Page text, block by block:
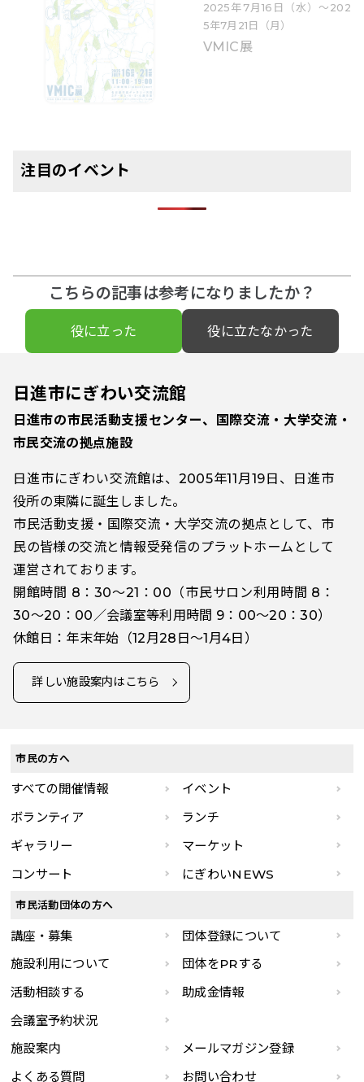
2025年7月16日（水）〜202
5年7月21日（月）
VMIC展
注目のイベント
こちらの記事は参考になりましたか？
役に立った 役に立たなかった
日進市にぎわい交流館
日進市の市民活動支援センター、国際交流・大学交流・
市民交流の拠点施設
日進市にぎわい交流館は、2005年11月19日、日進市
役所の東隣に誕生しました。
市民活動支援・国際交流・大学交流の拠点として、市
民の皆様の交流と情報受発信のプラットホームとして
運営されております。
開館時間 8：30～21：00（市民サロン利用時間 8：
30～20：00／会議室等利用時間 9：00～20：30）
休館日：年末年始（12月28日～1月4日）
詳しい施設案内はこちら
市民の方へ
すべての開催情報
イベント
ボランティア
ランチ
ギャラリー
マーケット
コンサート
にぎわいNEWS
市民活動団体の方へ
講座・募集
団体登録について
施設利用について
団体をPRする
活動相談する
助成金情報
会議室予約状況
施設案内
メールマガジン登録
よくある質問
お問い合わせ